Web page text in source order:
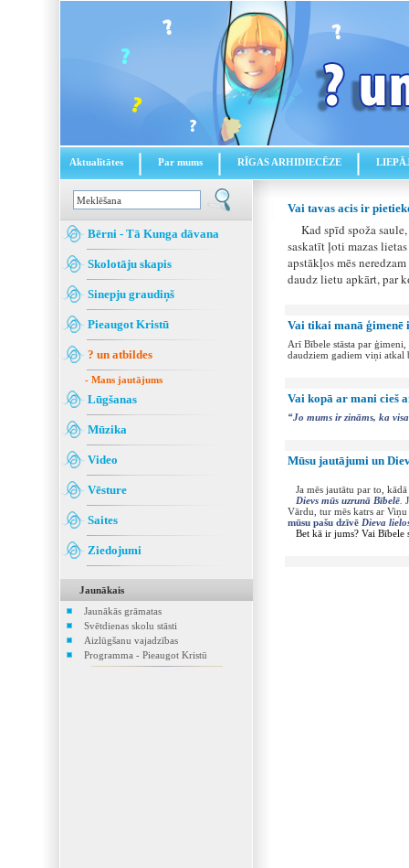
Aktualitātes Par mums RĪGAS ARHIDIECĒZE
Bērni - Tā Kunga dāvana
Skolotāju skapis
Sinepju graudiņš
Pieaugot Kristū
? un atbildes
- Mans jautājums
Lūgšanas
Mūzika
Video
Vēsture
Saites
Ziedojumi
Jaunākais
Jaunākās grāmatas
Svētdienas skolu stāsti
Aizlūgšanu vajadzības
Programma - Pieaugot Kristū
Vai tavas acis ir
Kad spīd spoža
saskatīt ļoti mazas
apstākļos mēs
daudz lietu apkārt, par
Vai tikai manā ģimenē
Arī Bībele stāsta par
daudziem gadiem viņi atkal
Vai kopā ar mani cieš
“Jo mums ir zināms, ka
Mūsu jautājumi un
Ja mēs jautātu par to,
Dievs mūs uzrunā Bībelē.
Vārdu, tur mēs katrs ar
mūsu pašu dzīvē Dieva
Bet kā ir jums? Vai Bībele